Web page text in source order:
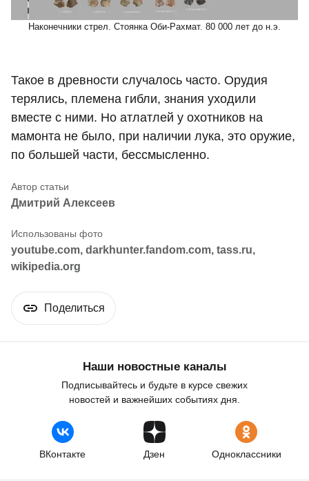
Наконечники стрел. Стоянка Оби-Рахмат. 80 000 лет до н.э.
Такое в древности случалось часто. Орудия
терялись, племена гибли, знания уходили
вместе с ними. Но атлатлей у охотников на
мамонта не было, при наличии лука, это оружие,
по большей части, бессмысленно.
Дмитрий Алексеев
youtube.com, darkhunter.fandom.com, tass.ru,
wikipedia.org
Поделиться
Наши новостные каналы
Подписывайтесь и будьте в курсе свежих
новостей и важнейших событиях дня.
ВКонтакте Дзен Одноклассники